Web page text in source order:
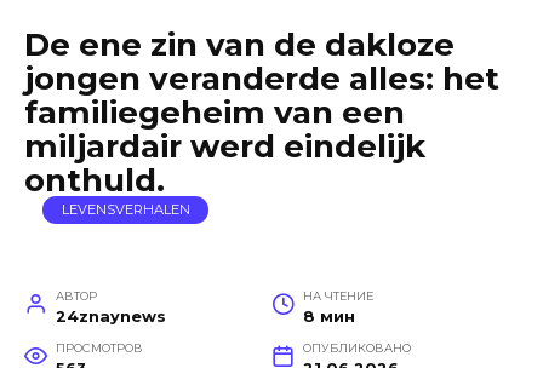
De ene zin van de dakloze
jongen veranderde alles: het
familiegeheim van een
miljardair werd eindelijk
onthuld.
LEVENSVERHALEN
АВТОР
24znaynews
НА ЧТЕНИЕ
8 мин
ПРОСМОТРОВ ОПУБЛИКОВАНО